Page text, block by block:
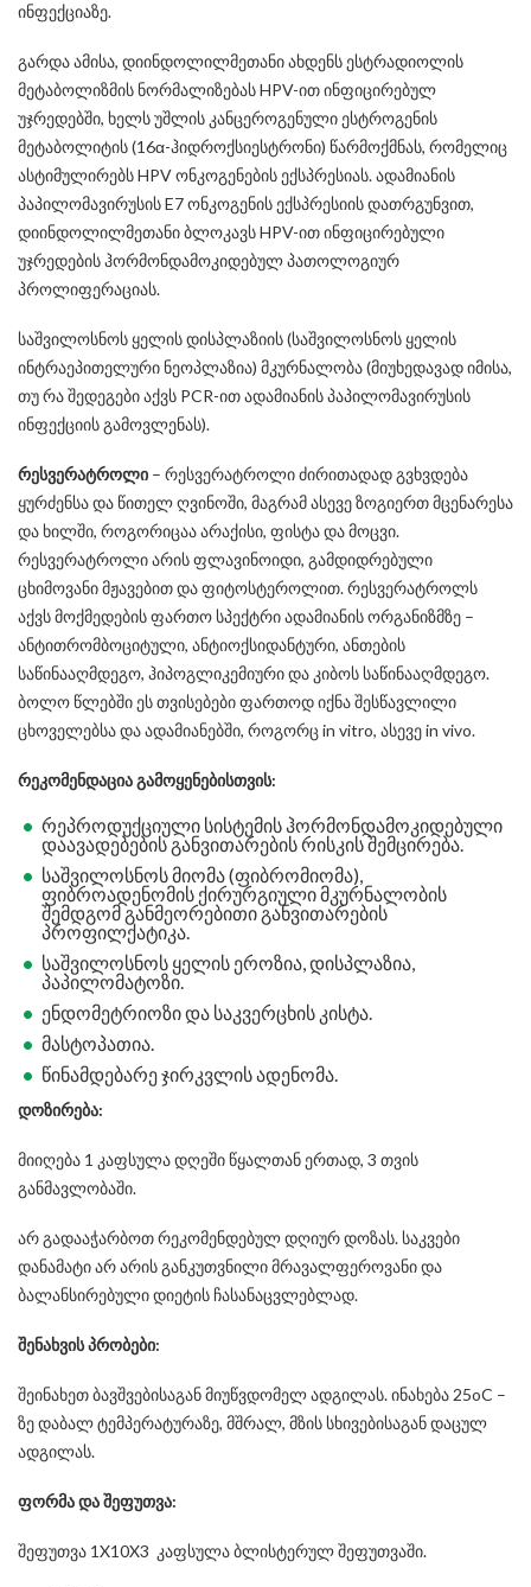
ინფექციაზე.
გარდა ამისა, დიინდოლილმეთანი ახდენს ესტრადიოლის
მეტაბოლიზმის ნორმალიზებას HPV-ით ინფიცირებულ
უჯრედებში, ხელს უშლის კანცეროგენული ესტროგენის
მეტაბოლიტის (16α-ჰიდროქსიესტრონი) წარმოქმნას, რომელიც
ასტიმულირებს HPV ონკოგენების ექსპრესიას. ადამიანის
პაპილომავირუსის E7 ონკოგენის ექსპრესიის დათრგუნვით,
დიინდოლილმეთანი ბლოკავს HPV-ით ინფიცირებული
უჯრედების ჰორმონდამოკიდებულ პათოლოგიურ
პროლიფერაციას.
საშვილოსნოს ყელის დისპლაზიის (საშვილოსნოს ყელის
ინტრაეპითელური ნეოპლაზია) მკურნალობა (მიუხედავად იმისა,
თუ რა შედეგები აქვს PCR-ით ადამიანის პაპილომავირუსის
ინფექციის გამოვლენას).
რესვერატროლი – რესვერატროლი ძირითადად გვხვდება
ყურძენსა და წითელ ღვინოში, მაგრამ ასევე ზოგიერთ მცენარესა
და ხილში, როგორიცაა არაქისი, ფისტა და მოცვი.
რესვერატროლი არის ფლავინოიდი, გამდიდრებული
ცხიმოვანი მჟავებით და ფიტოსტეროლით. რესვერატროლს
აქვს მოქმედების ფართო სპექტრი ადამიანის ორგანიზმზე –
ანტითრომბოციტული, ანტიოქსიდანტური, ანთების
საწინააღმდეგო, ჰიპოგლიკემიური და კიბოს საწინააღმდეგო.
ბოლო წლებში ეს თვისებები ფართოდ იქნა შესწავლილი
ცხოველებსა და ადამიანებში, როგორც in vitro, ასევე in vivo.
რეკომენდაციაგამოყენებისთვის:
რეპროდუქციული სისტემის ჰორმონდამოკიდებული
დაავადებების განვითარების რისკის შემცირება.
საშვილოსნოს მიომა (ფიბრომიომა),
ფიბროადენომის ქირურგიული მკურნალობის
შემდგომ განმეორებითი განვითარების
პროფილქატიკა.
საშვილოსნოს ყელის ეროზია, დისპლაზია,
პაპილომატოზი.
ენდომეტრიოზი და საკვერცხის კისტა.
მასტოპათია.
წინამდებარე ჯირკვლის ადენომა.
დოზირება:
მიიღება 1 კაფსულა დღეში წყალთან ერთად, 3 თვის
განმავლობაში.
არ გადააჭარბოთ რეკომენდებულ დღიურ დოზას. საკვები
დანამატი არ არის განკუთვნილი მრავალფეროვანი და
ბალანსირებული დიეტის ჩასანაცვლებლად.
შენახვისპრობები:
შეინახეთ ბავშვებისაგან მიუწვდომელ ადგილას. ინახება 25oC –
ზე დაბალ ტემპერატურაზე, მშრალ, მზის სხივებისაგან დაცულ
ადგილას.
ფორმადაშეფუთვა:
შეფუთვა 1X10X3 კაფსულა ბლისტერულ შეფუთვაში.